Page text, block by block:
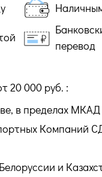
перевод
20 000 руб. :
в пределах МКАД
Компаний
и